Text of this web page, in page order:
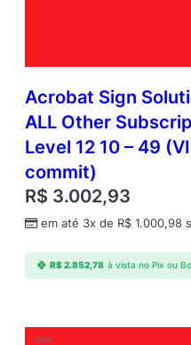
Acrobat Sign
ALL Other
Level 12 10 – 49
commit)
R$ 3.002,93
em até 3x de R$ 1.000,98
R$2.852,78 à vista no Pix ou